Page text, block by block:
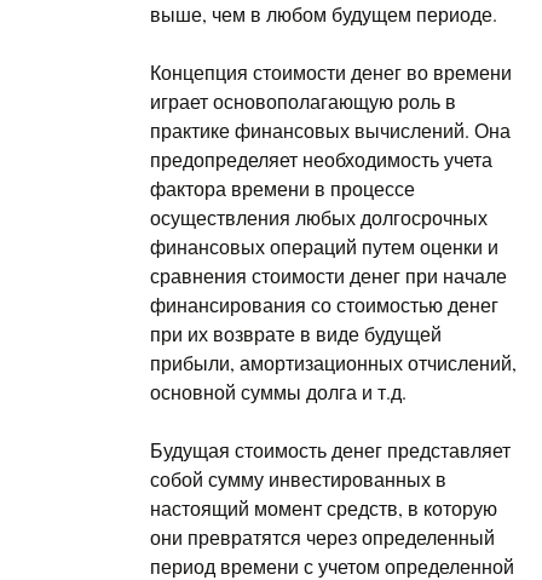
выше, чем в любом будущем периоде.
Концепция стоимости денег во времени
играет основополагающую роль в
практике финансовых вычислений. Она
предопределяет необходимость учета
фактора времени в процессе
осуществления любых долгосрочных
финансовых операций путем оценки и
сравнения стоимости денег при начале
финансирования со стоимостью денег
при их возврате в виде будущей
прибыли, амортизационных отчислений,
основной суммы долга и т.д.
Будущая стоимость денег представляет
собой сумму инвестированных в
настоящий момент средств, в которую
они превратятся через определенный
период времени с учетом определенной